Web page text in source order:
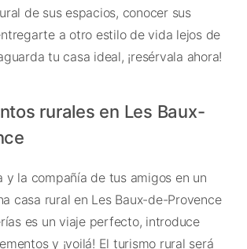
de sus espacios, conocer sus
a otro estilo de vida lejos de
tu casa ideal, ¡resérvala ahora!
rurales en Les Baux-
y la compañía de tus amigos en un
casa rural en Les Baux-de-Provence
es un viaje perfecto, introduce
y ¡voilá! El turismo rural será